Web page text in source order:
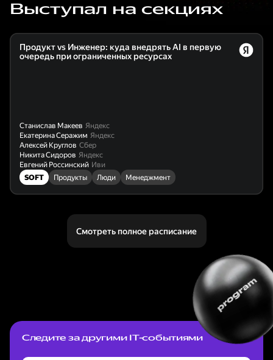
Выступал на секциях
Продукт vs Инженер: куда внедрять AI в первую
очередь при ограниченных ресурсах
Станислав Макеев Яндекс
Екатерина Серажим Яндекс
Алексей Круглов Сбер
Никита Сидоров Яндекс
Евгений Россинский Иви
SOFT
Продукты Люди Менеджмент
Смотреть полное расписание
Следите за другими IT-событиями